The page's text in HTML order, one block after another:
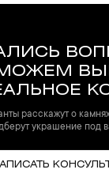
расскажут о
украшение под